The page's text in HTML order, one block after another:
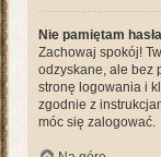
Nie pamiętam
Zachowaj spokój!
odzyskane, ale bez
stronę logowania i
zgodnie z
móc się zalogować.